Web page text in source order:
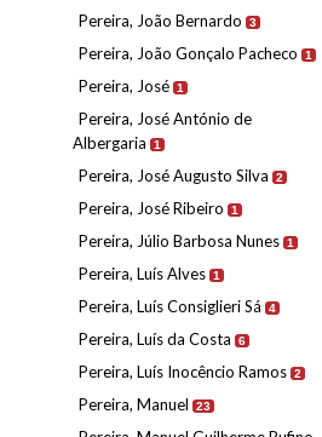
Pereira, João Bernardo 3
Pereira, João Gonçalo Pacheco 1
Pereira, José 1
Pereira, José António de
Albergaria
1
Pereira, José Augusto Silva 2
Pereira, José Ribeiro 1
Pereira, Júlio Barbosa Nunes 1
Pereira, Luís Alves 1
Pereira, Luís Consiglieri Sá 4
Pereira, Luís da Costa 6
Pereira, Luís Inocêncio Ramos 2
Pereira, Manuel 23